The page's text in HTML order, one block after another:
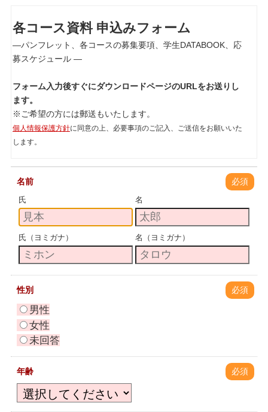
各コース資料 申込みフォーム
―パンフレット、各コースの募集要項、学生DATABOOK、応
募スケジュール ―
フォーム入力後すぐにダウンロードページのURLをお送りし
ます。
※ご希望の方には郵送もいたします。
個人情報保護方針に同意の上、必要事項のご記入、ご送信をお願いいた
します。
名前 必須
氏 名
氏（ヨミガナ） 名（ヨミガナ）
性別 必須
男性
女性
未回答
年齢 必須